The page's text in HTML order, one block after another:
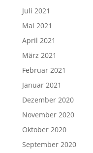
Juli 2021
Mai 2021
April 2021
März 2021
Februar 2021
Januar 2021
Dezember 2020
November 2020
Oktober 2020
September 2020